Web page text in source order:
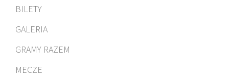
BILETY
GALERIA
GRAMY RAZEM
MECZE